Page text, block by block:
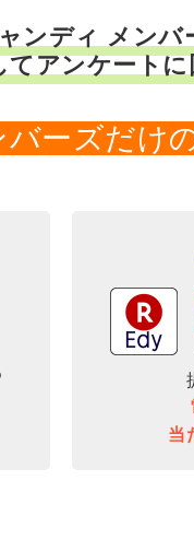
ンディ メンバ
アンケートに
ーズだけ
当